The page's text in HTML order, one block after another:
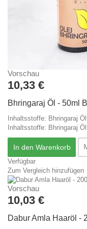
Vorschau
10,33 €
Bhringaraj Öl - 50ml
Inhaltsstoffe: Bhringaraj
Inhaltsstoffe: Bhringaraj
In den Warenkorb
Verfügbar
Zum Vergleich hinzufügen
Vorschau
10,03 €
Dabur Amla Haaröl -